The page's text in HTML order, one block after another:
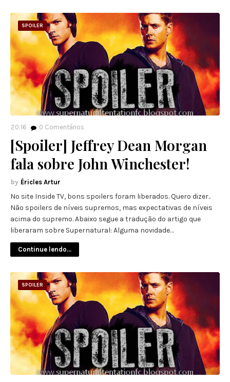
SPOILER
20:16 0 Comentários
[Spoiler] Jeffrey Dean Morgan
fala sobre John Winchester!
Éricles Artur
No site Inside TV, bons spoilers foram liberados. Quero dizer..
Não spoilers de níveis supremos, mas expectativas de níveis
acima do supremo. Abaixo segue a tradução do artigo que
liberaram sobre Supernatural: Alguma novidade…
Continue lendo...
SPOILER